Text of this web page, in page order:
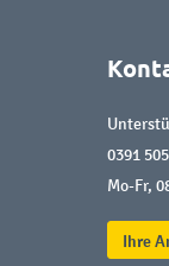
0391
Mo-Fr,
Ihre